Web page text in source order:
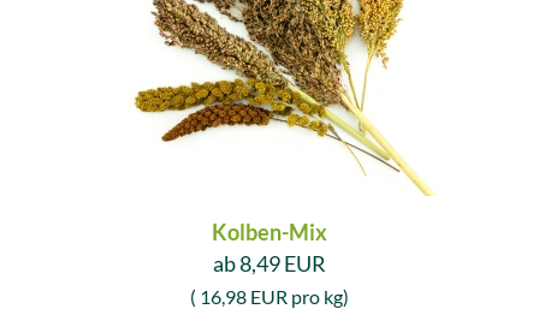
Kolben-Mix
ab 8,49 EUR
( 16,98 EUR pro kg)